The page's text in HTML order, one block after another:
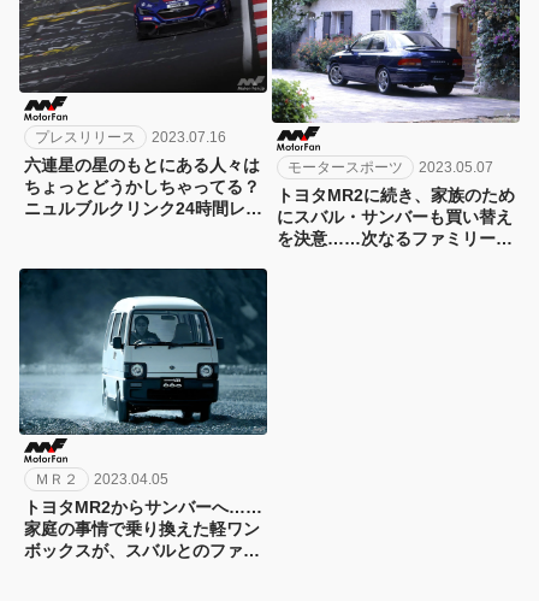
プレスリリース 2023.07.16
六連星の星のもとにある人々は
ちょっとどうかしちゃってる？
ニュルブルクリンク24時間レー
モータースポーツ 2023.05.07
トヨタMR2に続き、家族のため
にスバル・サンバーも買い替え
を決意……次なるファミリーカ
ＭＲ２ 2023.04.05
トヨタMR2からサンバーへ……
家庭の事情で乗り換えた軽ワン
ボックスが、スバルとのファー